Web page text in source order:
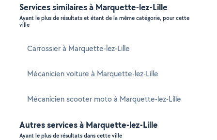
Services similaires à Marquette-lez-Lille
Ayant le plus de résultats et étant de la même catégorie, pour cette
ville
Carrossier à Marquette-lez-Lille
Mécanicien voiture à Marquette-lez-Lille
Mécanicien scooter moto à Marquette-lez-Lille
Autres services à Marquette-lez-Lille
Ayant le plus de résultats dans cette ville